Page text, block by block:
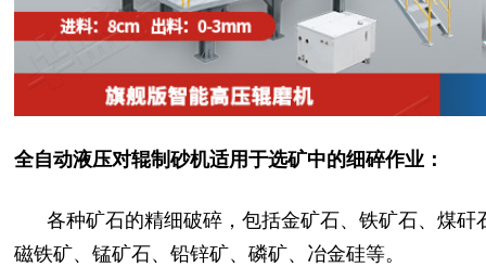
全自动液压对辊制砂机适用于选矿中的细碎作业：
各种矿石的精细破碎，包括金矿石、铁矿石、煤矸
磁铁矿、锰矿石、铅锌矿、磷矿、冶金硅等。